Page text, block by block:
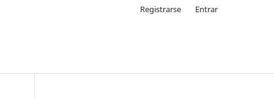
Registrarse Entrar